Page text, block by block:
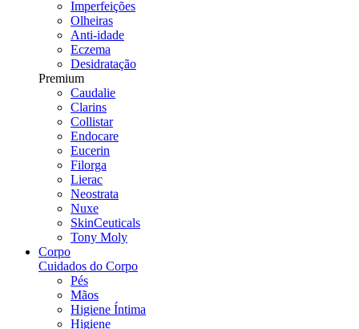
Imperfeições
Olheiras
Anti-idade
Eczema
Desidratação
Premium
Caudalie
Clarins
Collistar
Endocare
Eucerin
Filorga
Lierac
Neostrata
Nuxe
SkinCeuticals
Tony Moly
Corpo
Cuidados do Corpo
Pés
Mãos
Higiene Íntima
Higiene